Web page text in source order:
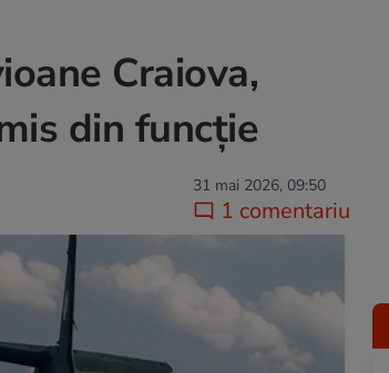
Craiova,
din funcție
31 mai 2026, 09:50
1 comentariu